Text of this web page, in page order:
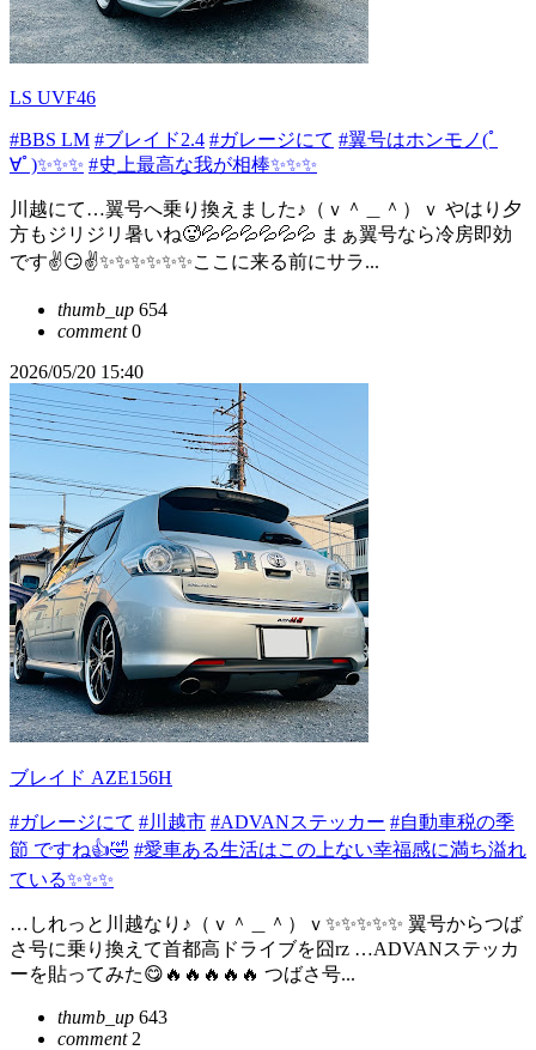
LS UVF46
#BBS LM #ブレイド2.4 #ガレージにて #翼号はホンモノ(ﾟ
∀ﾟ)✨✨✨ #史上最高な我が相棒✨✨✨
川越にて…翼号へ乗り換えました♪（ｖ＾＿＾）ｖ やはり夕
方もジリジリ暑いね🥵💦💦💦💦💦💦 まぁ翼号なら冷房即効
です✌️😏✌️✨✨✨✨✨✨ここに来る前にサラ...
thumb_up 654
comment0
2026/05/20 15:40
ブレイド AZE156H
#ガレージにて #川越市 #ADVANステッカー #自動車税の季
節 ですね👍🤣 #愛車ある生活はこの上ない幸福感に満ち溢れ
ている✨✨✨
…しれっと川越なり♪（ｖ＾＿＾）ｖ✨✨✨✨✨ 翼号からつば
さ号に乗り換えて首都高ドライブを囧rz …ADVANステッカ
ーを貼ってみた😋🔥🔥🔥🔥🔥 つばさ号...
thumb_up 643
comment2